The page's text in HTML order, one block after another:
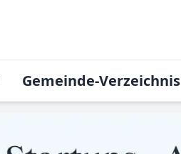
Gemeinde-Verzeichnis